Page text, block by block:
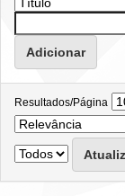
Resultados/Página